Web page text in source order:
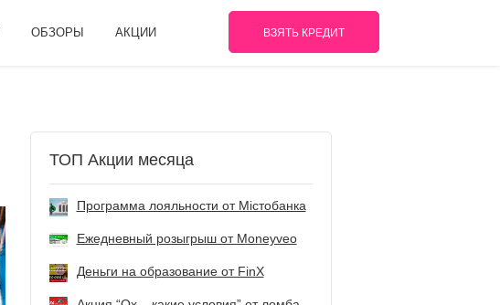
ОБЗОРЫ АКЦИИ ВЗЯТЬ КРЕДИТ
ТОП Акции месяца
Программа лояльности от Містобанка
Ежедневный розыгрыш от Мoneyveo
Деньги на образование от FinX